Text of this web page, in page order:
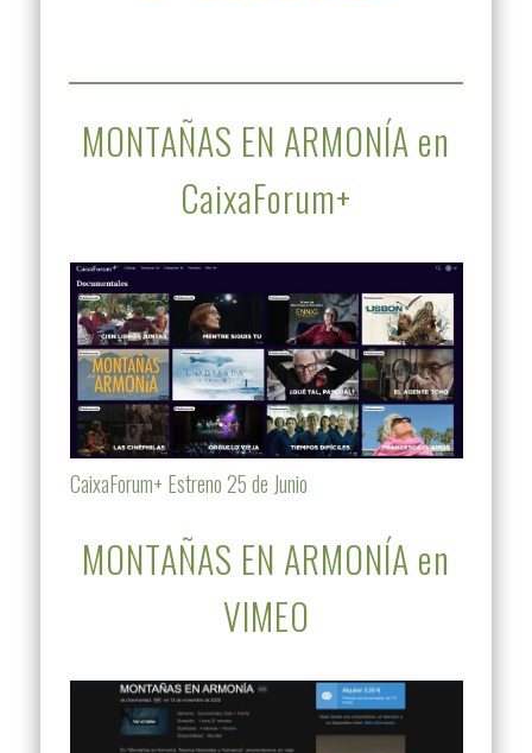
MONTAÑAS EN ARMONÍA en
CaixaForum+
CaixaForum+ Estreno 25 de Junio
MONTAÑAS EN ARMONÍA en
VIMEO